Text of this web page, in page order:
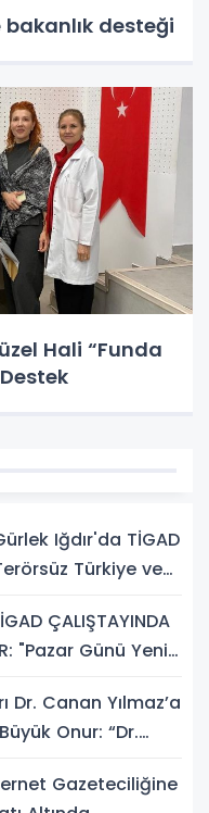
desteği
Hali “Funda
Iğdır'da TİGAD
Türkiye ve
ÇALIŞTAYINDA
"Pazar Günü Yeni
Dr. Canan Yılmaz’a
Onur: “Dr.
Gazeteciliğine